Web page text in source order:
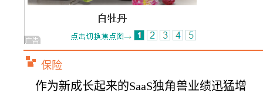
保险
作为新成长起来的SaaS独角兽业绩迅猛增